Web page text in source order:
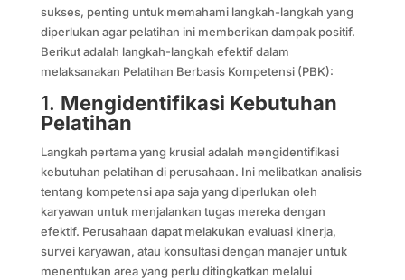
sukses, penting untuk memahami langkah-langkah yang
diperlukan agar pelatihan ini memberikan dampak positif.
Berikut adalah langkah-langkah efektif dalam
melaksanakan Pelatihan Berbasis Kompetensi (PBK):
1. Mengidentifikasi Kebutuhan
Pelatihan
Langkah pertama yang krusial adalah mengidentifikasi
kebutuhan pelatihan di perusahaan. Ini melibatkan analisis
tentang kompetensi apa saja yang diperlukan oleh
karyawan untuk menjalankan tugas mereka dengan
efektif. Perusahaan dapat melakukan evaluasi kinerja,
survei karyawan, atau konsultasi dengan manajer untuk
menentukan area yang perlu ditingkatkan melalui